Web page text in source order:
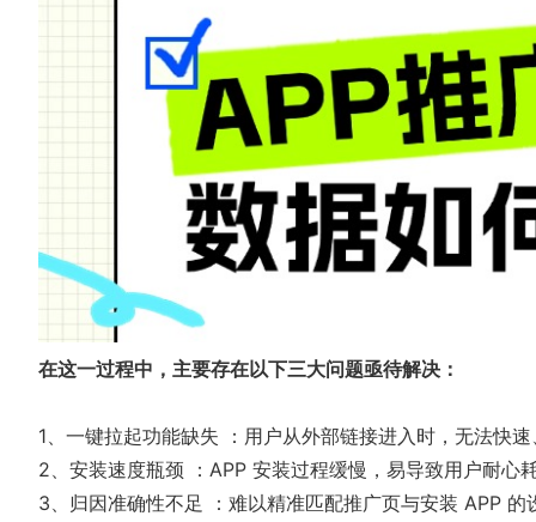
在这一过程中，主要存在以下三大问题亟待解决：
1、一键拉起功能缺失 ：用户从外部链接进入时，无法快
2、安装速度瓶颈 ：APP 安装过程缓慢，易导致用户耐心
3、归因准确性不足 ：难以精准匹配推广页与安装 APP